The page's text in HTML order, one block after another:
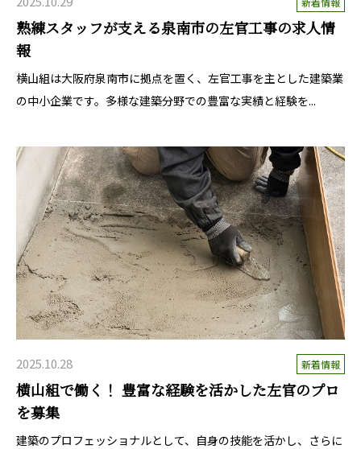
熟練スタッフが支える泉南市の左官工事の求人情
報
横山組は大阪府泉南市に拠点を置く、左官工事を主とした建築業
の中小企業です。多様な建築分野での豊富な実績と経験を...
2025.10.28 新着情報
横山組で働く！ 豊富な経験を活かした左官のプロ
を募集
建築のプロフェッショナルとして、自身の技能を活かし、さらに